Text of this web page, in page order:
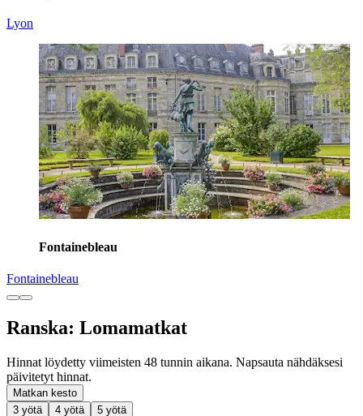
Lyon
Fontainebleau
Fontainebleau
Ranska: Lomamatkat
Hinnat löydetty viimeisten 48 tunnin aikana. Napsauta nähdäksesi
päivitetyt hinnat.
Matkan kesto
3 yötä
4 yötä
5 yötä